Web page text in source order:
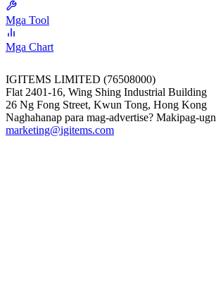
Mga Tool
Mga Chart
IGITEMS LIMITED (76508000)
Flat 2401-16, Wing Shing Industrial Building
26 Ng Fong Street, Kwun Tong, Hong Kong
Naghahanap para mag-advertise? Makipag-
marketing@igitems.com